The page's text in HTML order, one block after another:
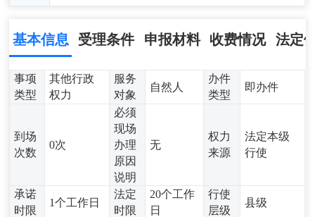
基本信息 受理条件 申报材料 收费情况 法定
事项
类型
其他行政
权力
服务
对象
自然人
办件
类型
即办件
到场
次数
0次
必须
现场
办理
原因
说明
无
权力
来源
法定本级
行使
承诺
时限
1个工作日
法定
时限
20个工作
日
行使
层级
县级